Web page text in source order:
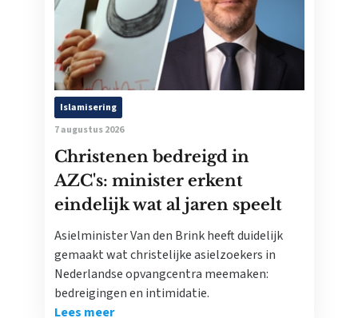
Islamisering
7 augustus 2026
Christenen bedreigd in
AZC's: minister erkent
eindelijk wat al jaren speelt
Asielminister Van den Brink heeft duidelijk
gemaakt wat christelijke asielzoekers in
Nederlandse opvangcentra meemaken:
bedreigingen en intimidatie.
Lees meer